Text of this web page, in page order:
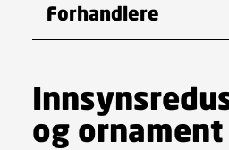
Forhandlere
og